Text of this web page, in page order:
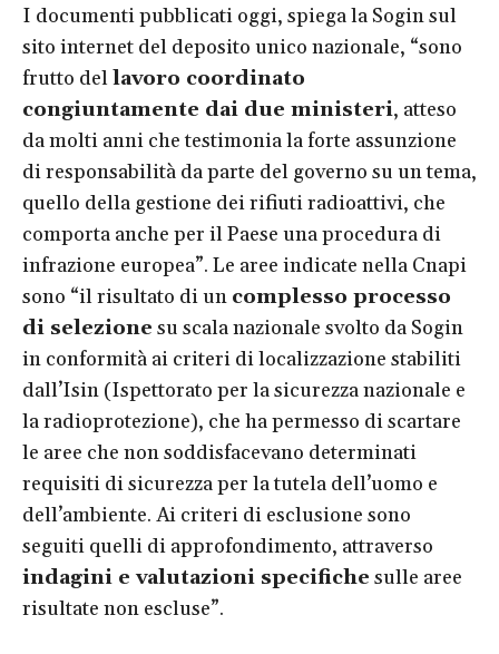
I documenti pubblicati oggi, spiega la Sogin sul
sito internet del deposito unico nazionale, “sono
frutto dellavoro coordinato
congiuntamente dai due ministeri, atteso
da molti anni che testimonia la forte assunzione
di responsabilità da parte del governo su un tema,
quello della gestione dei rifiuti radioattivi, che
comporta anche per il Paese una procedura di
infrazione europea”. Le aree indicate nella Cnapi
sono “il risultato di un complesso processo
di selezione su scala nazionale svolto da Sogin
in conformità ai criteri di localizzazione stabiliti
dall’Isin (Ispettorato per la sicurezza nazionale e
la radioprotezione), che ha permesso di scartare
le aree che non soddisfacevano determinati
requisiti di sicurezza per la tutela dell’uomo e
dell’ambiente. Ai criteri di esclusione sono
seguiti quelli di approfondimento, attraverso
indagini e valutazioni specifiche sulle aree
risultate non escluse”.